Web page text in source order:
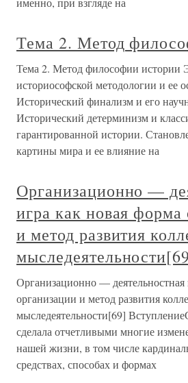
Тема 2. Метод
Тема 2. Метод философии истории
историософской методологии и ее
Исторический финализм и его
Исторический детерминизм и
гарантированной истории.
картины мира и ее влияние на
Организационно —
игра как новая форма
и метод развития
Организационно — деятельностная
организации и метод развития
мыследеятельности[69]
сделала отчетливыми многие
нашей жизни, в том числе
средствах, способах и формах